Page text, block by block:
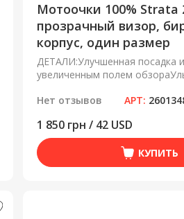
Мотоочки 100% Strata
прозрачный визор,
корпус, один размер
ДЕТАЛИ:Улучшенная посадка
увеличенным полем
Нет отзывов
АРТ:
1 850 грн / 42 USD
КУПИТЬ